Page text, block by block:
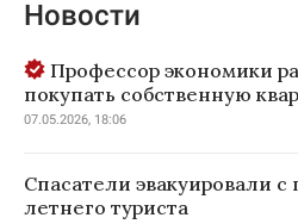
Новости
Профессор экономики
покупать собственную
07.05.2026, 18:06
Спасатели эвакуировали с
летнего туриста